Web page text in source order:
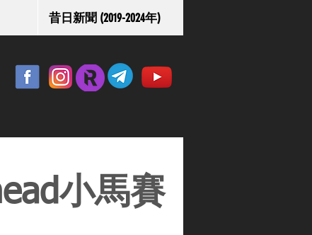
昔日新聞 (2019-2024年)
小馬賽